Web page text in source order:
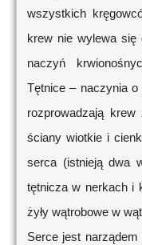
wszystkich
krew nie wylewa się
naczyń
Tętnice – naczynia
rozprowadzają
ściany wiotkie i
serca (istnieją dwa
tętnicza w nerkach i
żyły wątrobowe w
Serce jest